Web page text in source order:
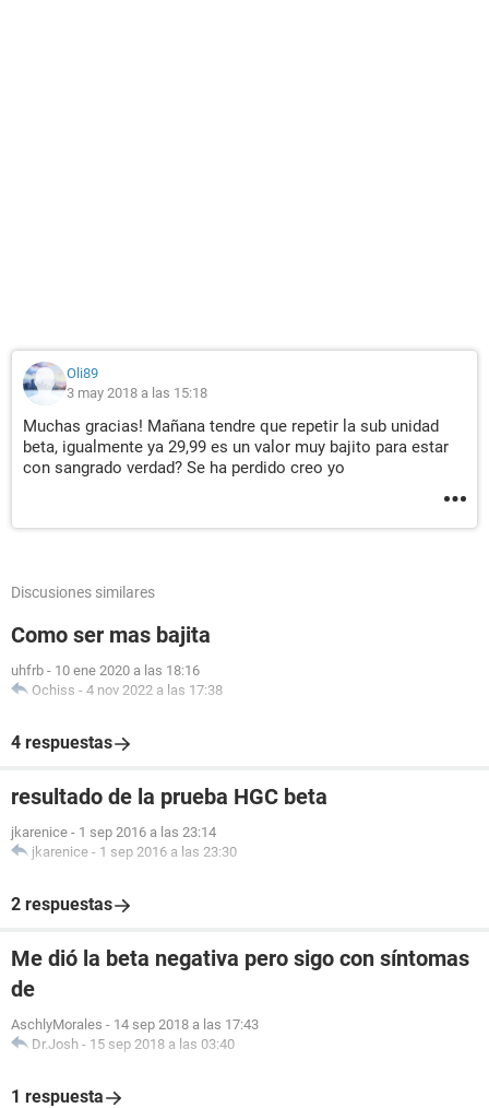
Oli89
3 may 2018 a las 15:18
Muchas gracias! Mañana tendre que repetir la sub unidad
beta, igualmente ya 29,99 es un valor muy bajito para estar
con sangrado verdad? Se ha perdido creo yo
Discusiones similares
Como ser mas bajita
uhfrb - 10 ene 2020 a las 18:16
Ochiss - 4 nov 2022 a las 17:38
4 respuestas
resultado de la prueba HGC beta
jkarenice - 1 sep 2016 a las 23:14
jkarenice - 1 sep 2016 a las 23:30
2 respuestas
Me dió la beta negativa pero sigo con síntomas
de
AschlyMorales - 14 sep 2018 a las 17:43
Dr.Josh - 15 sep 2018 a las 03:40
1 respuesta